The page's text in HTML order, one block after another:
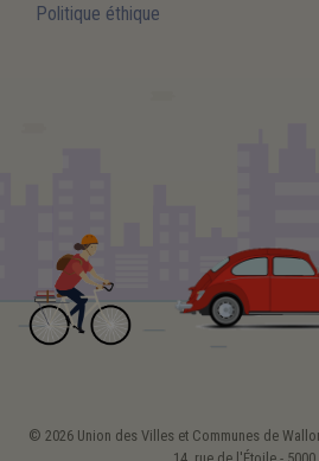
Politique éthique
© 2026 Union des Villes et Communes de